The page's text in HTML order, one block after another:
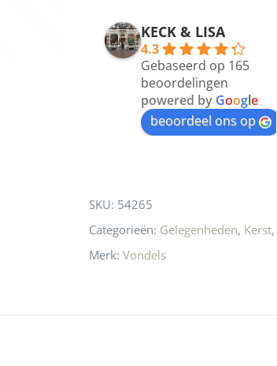
KECK & LISA
4.3
Gebaseerd op 165
beoordelingen
powered by Google
beoordeel ons op
dagje in Utrecht
deze leuke
Ze verkopen
en unieke
Echt de moeite
aardig en gezellig
12 maanden geleden
Waarom in hemelsnaam
de woonwinkel op de
klippen  laten lopen? Waar
moeten nu de design
SKU: 54265
Categorieën: Gelegenheden, Kerst,
Merk: Vondels